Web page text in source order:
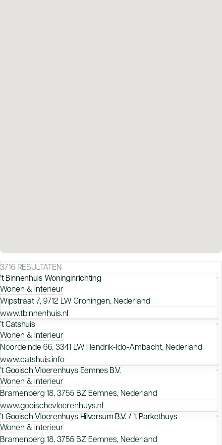
3716 RESULTATEN
’t Binnenhuis Woninginrichting
Wonen & interieur
Wipstraat 7, 9712 LW Groningen, Nederland
www.tbinnenhuis.nl
’t Catshuis
Wonen & interieur
Noordeinde 66, 3341 LW Hendrik-Ido-Ambacht, Nederland
www.catshuis.info
’t Gooisch Vloerenhuys Eemnes B.V.
Wonen & interieur
Bramenberg 18, 3755 BZ Eemnes, Nederland
www.gooischevloerenhuys.nl
’t Gooisch Vloerenhuys Hilversum B.V. / ’t Parkethuys
Wonen & interieur
Bramenberg 18, 3755 BZ Eemnes, Nederland